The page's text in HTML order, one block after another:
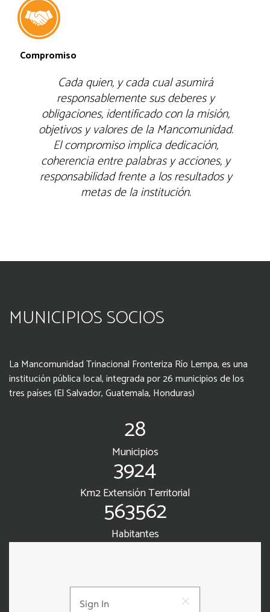
y cada cual asumirá
sus deberes y
con la misión,
de la Mancomunidad.
implica dedicación,
palabras y acciones, y
frente a los resultados y
la institución.
Los recursos
brindarán
todos sus
según sus
participación
garantiza
fortaleciendo
MUNICIPIOS SOCIOS
La Mancomunidad Trinacional Fronteriza Río Lempa, es una
institución pública local, integrada por 26 municipios de los
tres países (El Salvador, Guatemala, Honduras)
28
Municipios
3924
Km2 Extensión Territorial
563562
Habitantes